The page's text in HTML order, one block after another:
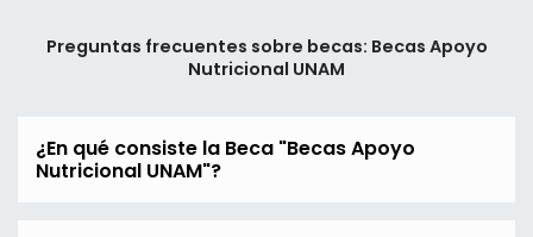
Preguntas frecuentes sobre becas: Becas Apoyo
Nutricional UNAM
¿En qué consiste la Beca "Becas Apoyo
Nutricional UNAM"?